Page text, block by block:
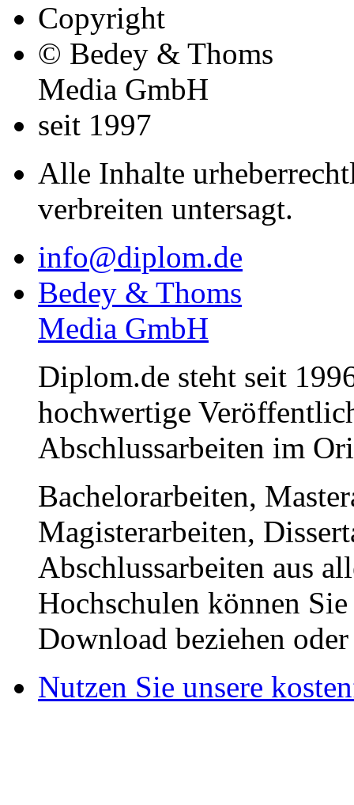
Copyright
© Bedey & Thoms
Media GmbH
seit 1997
Alle Inhalte
verbreiten untersagt.
info@diplom.de
Bedey & Thoms
Media GmbH
Diplom.de steht seit
hochwertige
Abschlussarbeiten im
Bachelorarbeiten,
Magisterarbeiten,
Abschlussarbeiten aus
Hochschulen können
Download beziehen
Nutzen Sie unsere